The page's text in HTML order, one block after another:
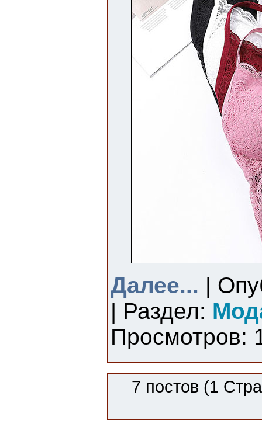
Далее... |
| Раздел:
Просмотров:
7 постов (1